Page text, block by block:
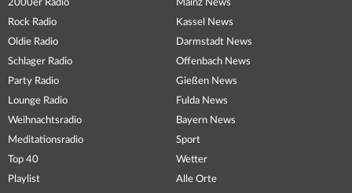
2000er Radio
Rock Radio
Oldie Radio
Schlager Radio
Party Radio
Lounge Radio
Weihnachtsradio
Meditationsradio
Top 40
Playlist
Mainz News
Kassel News
Darmstadt News
Offenbach News
Gießen News
Fulda News
Bayern News
Sport
Wetter
Alle Orte